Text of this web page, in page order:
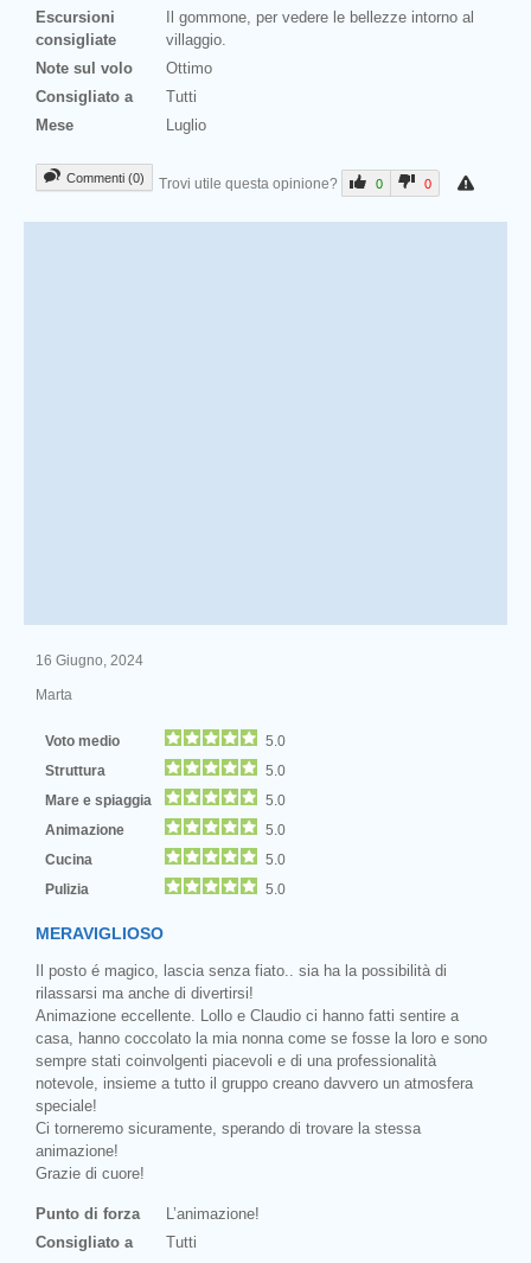
Escursioni
consigliate
Il gommone, per vedere le bellezze intorno al
villaggio.
Note sul volo
Ottimo
Consigliato a
Tutti
Mese
Luglio
Commenti (0) Trovi utile questa opinione? 0 0
16 Giugno, 2024
Marta
Voto medio
5.0
Struttura
5.0
Mare e spiaggia
5.0
Animazione
5.0
Cucina
5.0
Pulizia
5.0
MERAVIGLIOSO
Il posto é magico, lascia senza fiato.. sia ha la possibilità di
rilassarsi ma anche di divertirsi!
Animazione eccellente. Lollo e Claudio ci hanno fatti sentire a
casa, hanno coccolato la mia nonna come se fosse la loro e sono
sempre stati coinvolgenti piacevoli e di una professionalità
notevole, insieme a tutto il gruppo creano davvero un atmosfera
speciale!
Ci torneremo sicuramente, sperando di trovare la stessa
animazione!
Grazie di cuore!
Punto di forza
L’animazione!
Consigliato a
Tutti